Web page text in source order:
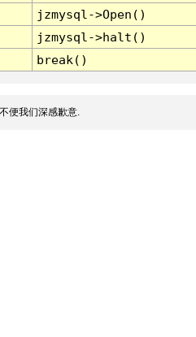
jzmysql->Open()
jzmysql->halt()
break()
便我们深感歉意.